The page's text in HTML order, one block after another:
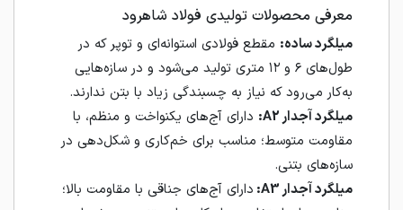
معرفی محصولات تولیدی فولاد شاهرود
میلگرد ساده: مقطع فولادی استوانه‌ای و توپر که در
طول‌های ۶ و ۱۲ متری تولید می‌شود و در سازه‌هایی
به‌کار می‌رود که نیاز به چسبندگی زیاد با بتن ندارند.
میلگرد آجدار A2:
دارای آج‌های یکنواخت و منظم، با
مقاومت متوسط؛ مناسب برای خم‌کاری و شکل‌دهی در
سازه‌های بتنی.
میلگرد آجدار A3:
دارای آج‌های جناقی با مقاومت بالا؛